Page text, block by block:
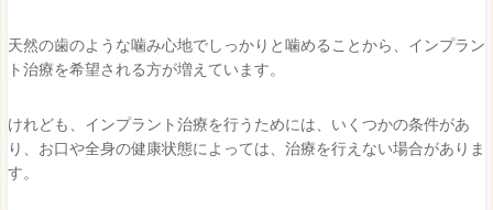
天然の歯のような噛み心地でしっかりと噛めることから、インプラン
ト治療を希望される方が増えています。
けれども、インプラント治療を行うためには、いくつかの条件があ
り、お口や全身の健康状態によっては、治療を行えない場合がありま
す。